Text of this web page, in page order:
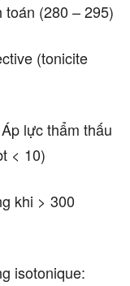
(280 – 295)
(tonicite
lực thẩm thấu
< 10)
khi > 300
isotonique: